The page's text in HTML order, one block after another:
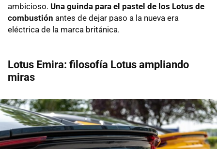
ambicioso. Una guinda para el pastel de los Lotus de
combustión antes de dejar paso a la nueva era
eléctrica de la marca británica.
Lotus Emira: filosofía Lotus ampliando
miras